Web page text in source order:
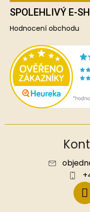
SPOLEHLIVÝ E-
Hodnocení obchodu